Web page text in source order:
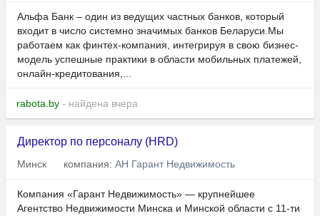
Альфа Банк – один из ведущих частных банков, который
входит в число системно значимых банков Беларуси.Мы
работаем как финтех-компания, интегрируя в свою бизнес-
модель успешные практики в области мобильных платежей,
онлайн-кредитования,...
rabota.by - найдена вчера
Директор по персоналу (HRD)
Минск компания: АН Гарант Недвижимость
Компания «Гарант Недвижимость» — крупнейшее
Агентство Недвижимости Минска и Минской области с 11-ти